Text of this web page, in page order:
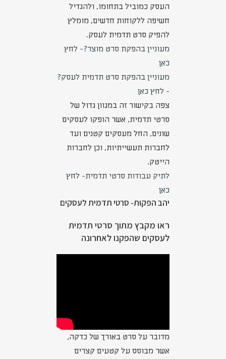
העסק כמוביל בתחומו, ולהגדיל
חשיפה ללקוחות חדשים, מומלץ
להפיק סרט תדמית לעסק.
מעוניין בהפקת סרט מוצר?- לחץ
כאן
מעוניין בהפקת סרט תדמית לעסק?
- לחץ כאן
צפה בקישור זה במגוון גדול של
סרטי תדמית, אשר הופקו לעסקים
שונים, החל מעסקים קטנים ועד
לחברות תעשייתיות, וכן לחברות
הייטק.
לתיק עבודות סרטי תדמית- לחץ
כאן
יהב הפקות- סרטי תדמית לעסקים
ראו מקבץ מתוך סרטי תדמית
לעסקים שהפקנו לאחרונה
מדובר על סרט באורך של כדקה,
אשר מבוסס על קטעים קצרים